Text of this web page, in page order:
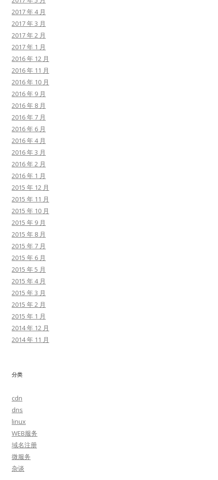
2017 年 4 月
2017 年 3 月
2017 年 2 月
2017 年 1 月
2016 年 12 月
2016 年 11 月
2016 年 10 月
2016 年 9 月
2016 年 8 月
2016 年 7 月
2016 年 6 月
2016 年 4 月
2016 年 3 月
2016 年 2 月
2016 年 1 月
2015 年 12 月
2015 年 11 月
2015 年 10 月
2015 年 9 月
2015 年 8 月
2015 年 7 月
2015 年 6 月
2015 年 5 月
2015 年 4 月
2015 年 3 月
2015 年 2 月
2015 年 1 月
2014 年 12 月
2014 年 11 月
分类
cdn
dns
linux
WEB服务
域名注册
微服务
杂谈